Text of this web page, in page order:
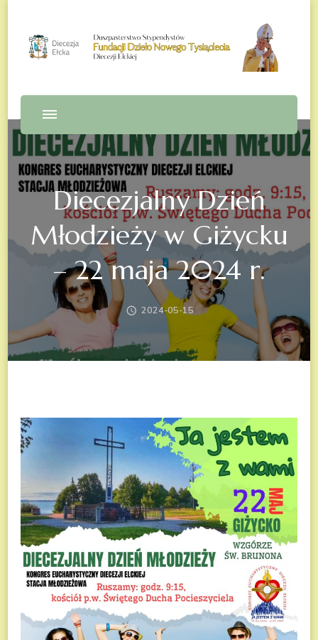
Fundacja Dzieło Nowego
Tysiąclecia – Diecezja Ełcka
Diecezjalny Dzień
Młodzieży w Giżycku
– 22 maja 2024 r.
2024-05-15